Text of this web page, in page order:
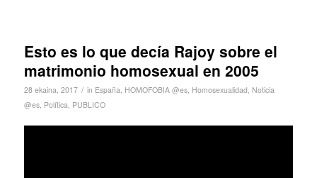
Esto es lo que decía Rajoy sobre el
matrimonio homosexual en 2005
28 ekaina, 2017 / in España, HOMOFOBIA @es, Homosexualidad, Noticia
@es, Política, PUBLICO